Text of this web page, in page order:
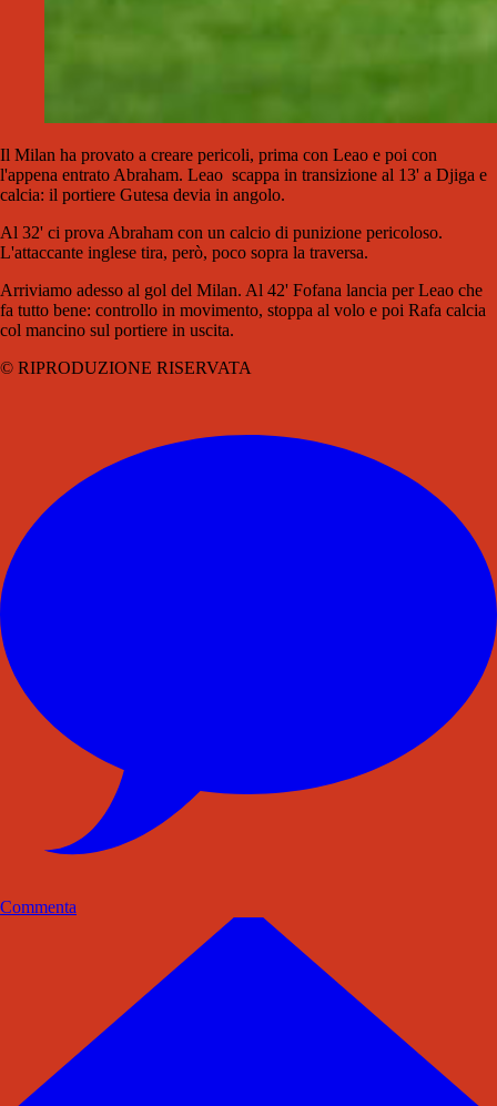
Il Milan ha provato a creare pericoli, prima con Leao e poi con
l'appena entrato Abraham. Leao scappa in transizione al 13' a Djiga e
calcia: il portiere Gutesa devia in angolo.
Al 32' ci prova Abraham con un calcio di punizione pericoloso.
L'attaccante inglese tira, però, poco sopra la traversa.
Arriviamo adesso al gol del Milan. Al 42' Fofana lancia per Leao che
fa tutto bene: controllo in movimento, stoppa al volo e poi Rafa calcia
col mancino sul portiere in uscita.
© RIPRODUZIONE RISERVATA
Commenta